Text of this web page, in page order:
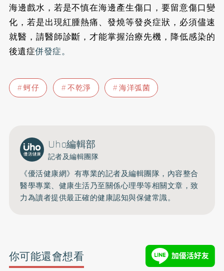
海邊戲水，若是不慎在海邊產生傷口，要留意傷口變
化，若是出現紅腫熱痛、發燒等發炎症狀，必須儘速
就醫，請醫師診斷，才能掌握治療先機，降低感染的
後遺症併發症。
蚵仔 不乾淨 海洋弧菌
Uho編輯部
記者及編輯團隊
《優活健康網》有專業的記者及編輯團隊，內容整合
醫學專業、健康生活乃至關係心理學等相關文章，致
力為讀者提供最正確的健康認知與保健常識。
你可能還會想看